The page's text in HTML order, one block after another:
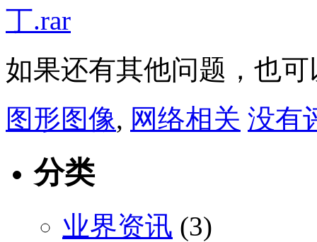
丁.rar
如果还有其他问题，也
图形图像, 网络相关 没有
分类
业界资讯 (3)